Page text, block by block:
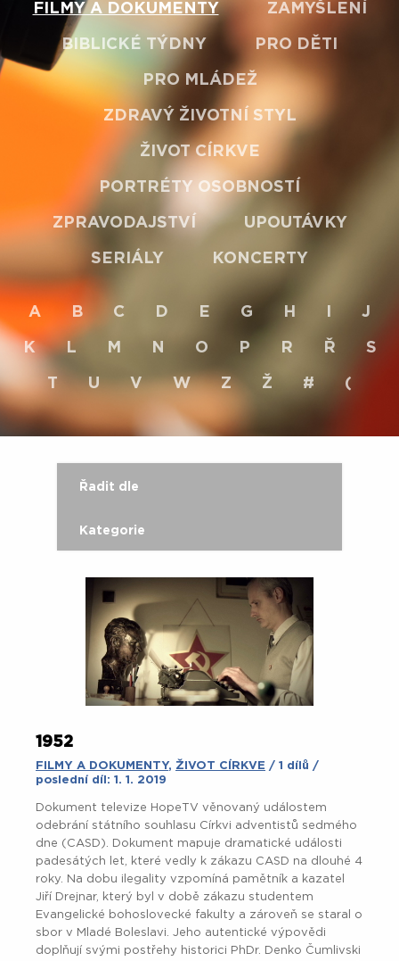
FILMY A DOKUMENTY ZAMYŠLENÍ
BIBLICKÉ TÝDNY PRO DĚTI
PRO MLÁDEŽ
ZDRAVÝ ŽIVOTNÍ STYL
ŽIVOT CÍRKVE
PORTRÉTY OSOBNOSTÍ
ZPRAVODAJSTVÍ UPOUTÁVKY
SERIÁLY KONCERTY
A B C D E G H J
K L M N O P R Ř S
T U V W Z Ž # (
Řadit dle
Kategorie
1952
FILMY A DOKUMENTY, ŽIVOT CÍRKVE / 1 dílů /
poslední díl: 1. 1. 2019
Dokument televize HopeTV věnovaný událostem
odebrání státního souhlasu Církvi adventistů sedmého
dne (CASD). Dokument mapuje dramatické události
padesátých let, které vedly k zákazu CASD na dlouhé 4
roky. Na dobu ilegality vzpomíná pamětník a kazatel
Jiří Drejnar, který byl v době zákazu studentem
Evangelické bohoslovecké fakulty a zároveň se staral o
sbor v Mladé Boleslavi. Jeho autentické výpovědi
doplňují svými postřehy historici PhDr. Denko Čumlivski